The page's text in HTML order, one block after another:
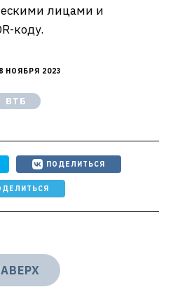
лицами и
коду.
НОЯБРЯ 2023
ВТБ
ПОДЕЛИТЬСЯ